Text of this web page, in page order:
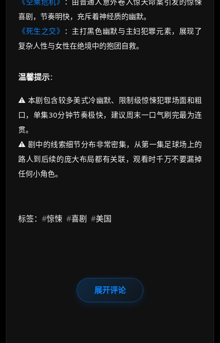
喜剧，节奏明快，充斥着神经质的幽默。
《死生之交》 ：主打黑色幽默与主妇犯罪元素，展现了
复杂人性与女性在绝境中的抱团自救。
温馨提示：
⚠️ 本剧包含较多美式冷幽默、限制级惊悚犯罪场面和粗
口，单集30分钟节奏极快，建议周末一口气刷完最为连
贯。
⚠️ 剧中的线索细节分布非常密集，从第一集足球场上的
路人到后续的庞大布局都有关联，观看时千万不要漏掉
任何小角色。
标签： #惊悚 #喜剧 #美国
展开评论